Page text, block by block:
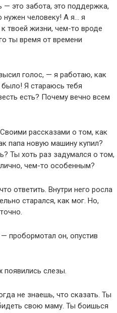
это забота, это поддержка,
нужен человеку! А я… я
твоей жизни, чем-то вроде
ты время от времени
голос, — я работаю, как
Я стараюсь тебя
есть? Почему вечно всем
рассказами о том, как
папа новую машину купил?
Ты хоть раз задумался о том,
чем-то особенным?
ответить. Внутри него росла
старался, как мог. Но,
пробормотал он, опустив
появились слезы.
не знаешь, что сказать. Ты
свою маму. Ты боишься